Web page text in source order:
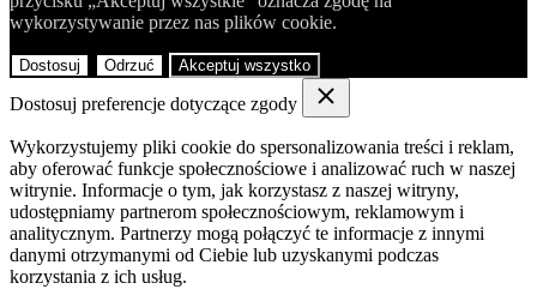
wykorzystywanie przez nas plików cookie.
Dostosuj Odrzuć Akceptuj wszystko
Dostosuj preferencje dotyczące zgody
Wykorzystujemy pliki cookie do spersonalizowania treści i reklam,
aby oferować funkcje społecznościowe i analizować ruch w naszej
witrynie. Informacje o tym, jak korzystasz z naszej witryny,
udostępniamy partnerom społecznościowym, reklamowym i
analitycznym. Partnerzy mogą połączyć te informacje z innymi
danymi otrzymanymi od Ciebie lub uzyskanymi podczas
korzystania z ich usług.